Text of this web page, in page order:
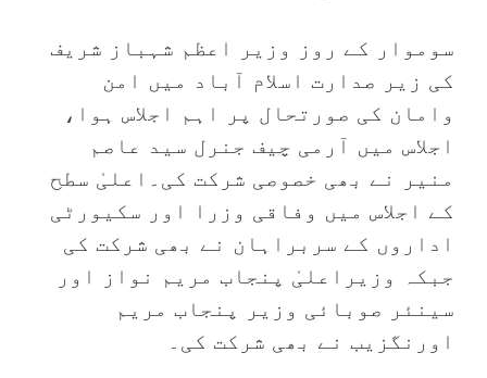
سوموار کے روز وزیر اعظم شہباز شریف
کی زیر صدارت اسلام آباد میں امن
وامان کی صورتحال پر اہم اجلاس ہوا،
اجلاس میں آرمی چیف جنرل سید عاصم
منیر نے بھی خصوصی شرکت کی۔اعلیٰ سطح
کے اجلاس میں وفاقی وزرا اور سکیورٹی
اداروں کے سربراہان نے بھی شرکت کی
جبکہ وزیراعلیٰ پنجاب مریم نواز اور
سینئر صوبائی وزیر پنجاب مریم
اورنگزیب نے بھی شرکت کی۔